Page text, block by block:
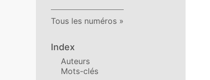
Tous les numéros
Index
Auteurs
Mots-clés